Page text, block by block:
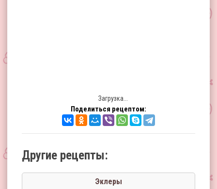
Загрузка...
Поделиться рецептом:
Другие рецепты:
Эклеры